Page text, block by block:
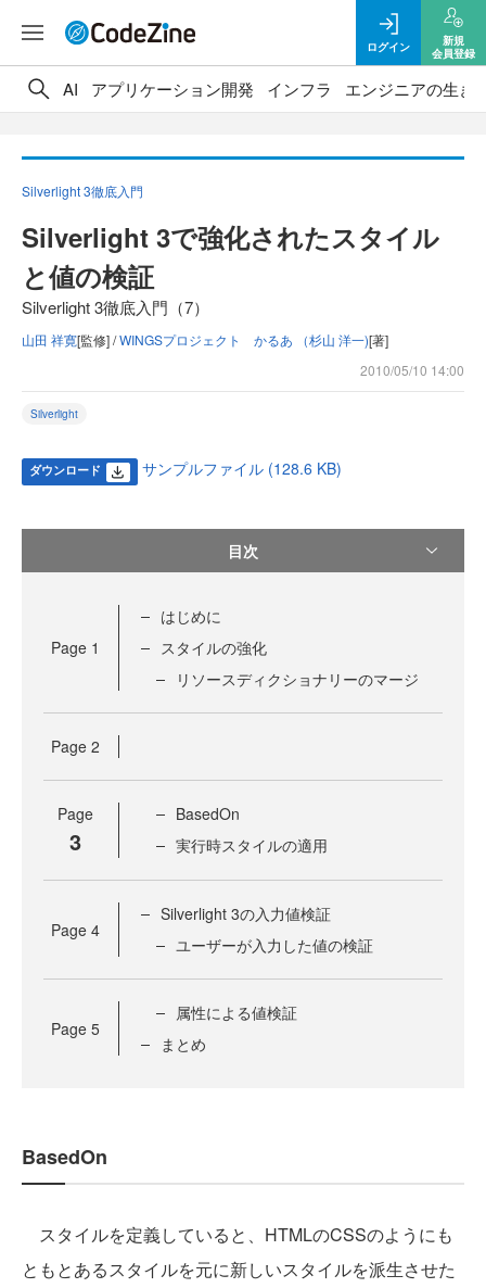
ログイン
新規
会員登録
AI アプリケーション開発 インフラ エンジニアの生き
Silverlight 3徹底入門
Silverlight 3で強化されたスタイル
と値の検証
Silverlight 3徹底入門（7）
山田 祥寛[監修] /WINGSプロジェクト かるあ （杉山 洋一)[著]
2010/05/10 14:00
Silverlight
ダウンロード サンプルファイル (128.6 KB)
目次
Page 1
はじめに
スタイルの強化
リソースディクショナリーのマージ
Page 2
Page
3
BasedOn
実行時スタイルの適用
Page 4
Silverlight 3の入力値検証
ユーザーが入力した値の検証
Page 5
属性による値検証
まとめ
BasedOn
スタイルを定義していると、HTMLのCSSのようにも
ともとあるスタイルを元に新しいスタイルを派生させた